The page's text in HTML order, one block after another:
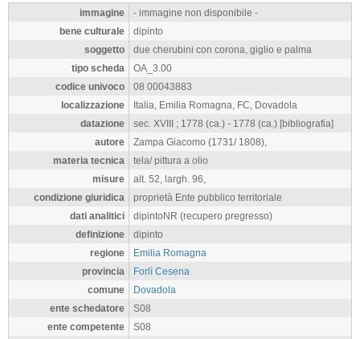
immagine
- immagine non disponibile -
bene culturale
dipinto
soggetto
due cherubini con corona, giglio e palma
tipo scheda
OA_3.00
codice univoco
08 00043883
localizzazione
Italia, Emilia Romagna, FC, Dovadola
datazione
sec. XVIII ; 1778 (ca.) - 1778 (ca.) [bibliografia]
autore
Zampa Giacomo (1731/ 1808),
materia tecnica
tela/ pittura a olio
misure
alt. 52, largh. 96,
condizione giuridica
proprietà Ente pubblico territoriale
dati analitici
dipintoNR (recupero pregresso)
definizione
dipinto
regione
Emilia Romagna
provincia
Forlì Cesena
comune
Dovadola
ente schedatore
S08
ente competente
S08